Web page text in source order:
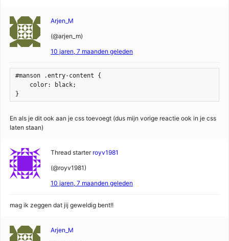
Arjen_M
(@arjen_m)
10 jaren, 7 maanden geleden
#manson .entry-content {
    color: black;
}
En als je dit ook aan je css toevoegt (dus mijn vorige reactie ook in je css
laten staan)
Thread starter royv1981
(@royv1981)
10 jaren, 7 maanden geleden
mag ik zeggen dat jij geweldig bent!!
Arjen_M